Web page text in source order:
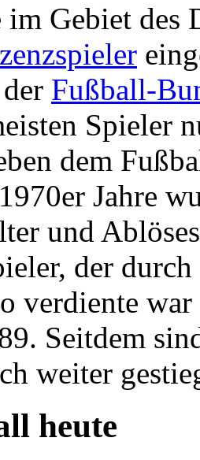
im Gebiet des
Fußball-
Spieler
dem
Jahre
und
der
verdiente
Seitdem
weiter
heute